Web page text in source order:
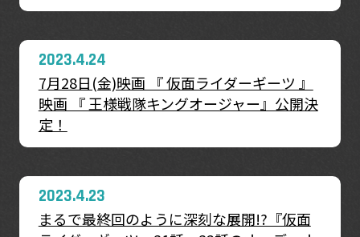
2023.4.24
7月28日(金)映画 『 仮面ライダーギーツ 』
映画 『 王様戦隊キングオージャー』公開決
定！
2023.4.23
まるで最終回のように深刻な展開!?『仮面